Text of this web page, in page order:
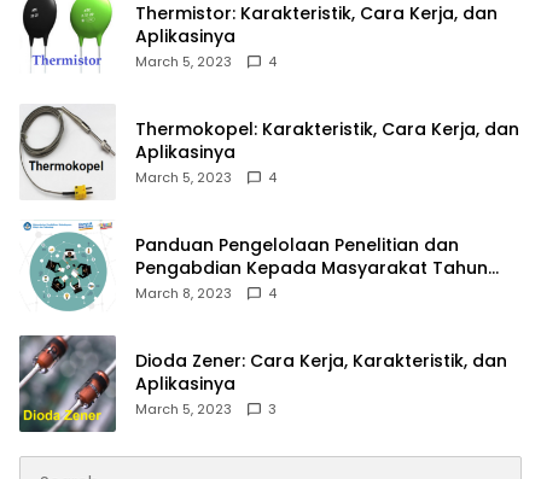
Thermistor: Karakteristik, Cara Kerja, dan
Aplikasinya
March 5, 2023 4
Thermokopel: Karakteristik, Cara Kerja, dan
Aplikasinya
March 5, 2023 4
Panduan Pengelolaan Penelitian dan
Pengabdian Kepada Masyarakat Tahun
2023
March 8, 2023 4
Dioda Zener: Cara Kerja, Karakteristik, dan
Aplikasinya
March 5, 2023 3